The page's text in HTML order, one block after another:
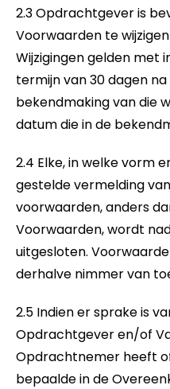
2.3 Opdrachtgever is
Voorwaarden te
Wijzigingen gelden met
termijn van 30 dagen
bekendmaking van die
datum die in de
2.4 Elke, in welke vorm
gestelde vermelding
voorwaarden, anders
Voorwaarden, wordt
uitgesloten.
derhalve nimmer van
2.5 Indien er sprake is
Opdrachtgever en/of
Opdrachtnemer heeft
bepaalde in de